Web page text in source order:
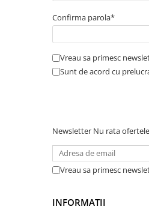
Directie/stabilizare
Bielete directie
Cap de bara
Pivot suspensie
Confirma parola*
Vreau sa primesc
Sunt de acord cu
Newsletter Nu rata
Vreau sa primesc
INFORMATII